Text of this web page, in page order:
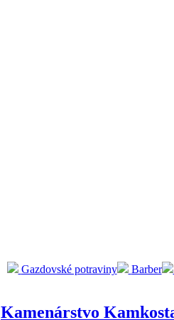
Gazdovské potraviny
Barber
Kamenárstvo